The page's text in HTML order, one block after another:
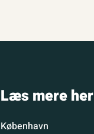
Læs mere her
København